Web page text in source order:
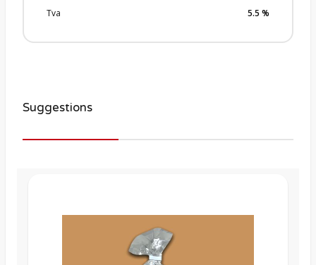
Tva 5.5 %
Suggestions